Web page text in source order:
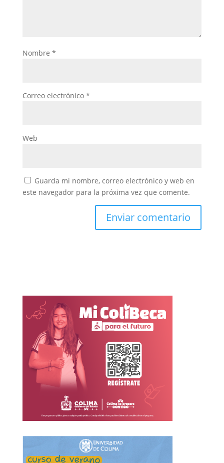
Nombre *
Correo electrónico *
Web
Guarda mi nombre, correo electrónico y web en
este navegador para la próxima vez que comente.